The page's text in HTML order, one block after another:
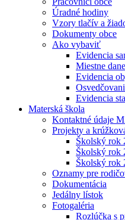
Úradné hodiny
Vzory tlačív a
Dokumenty obce
Ako vybaviť
Evidencia
Miestne
Evidencia
Evidencia
Materská škola
Kontaktné údaje
Projekty a
Školský rok
Školský rok
Školský rok
Oznamy pre
Dokumentácia
Jedálny lístok
Fotogaléria
Rozlúčka s